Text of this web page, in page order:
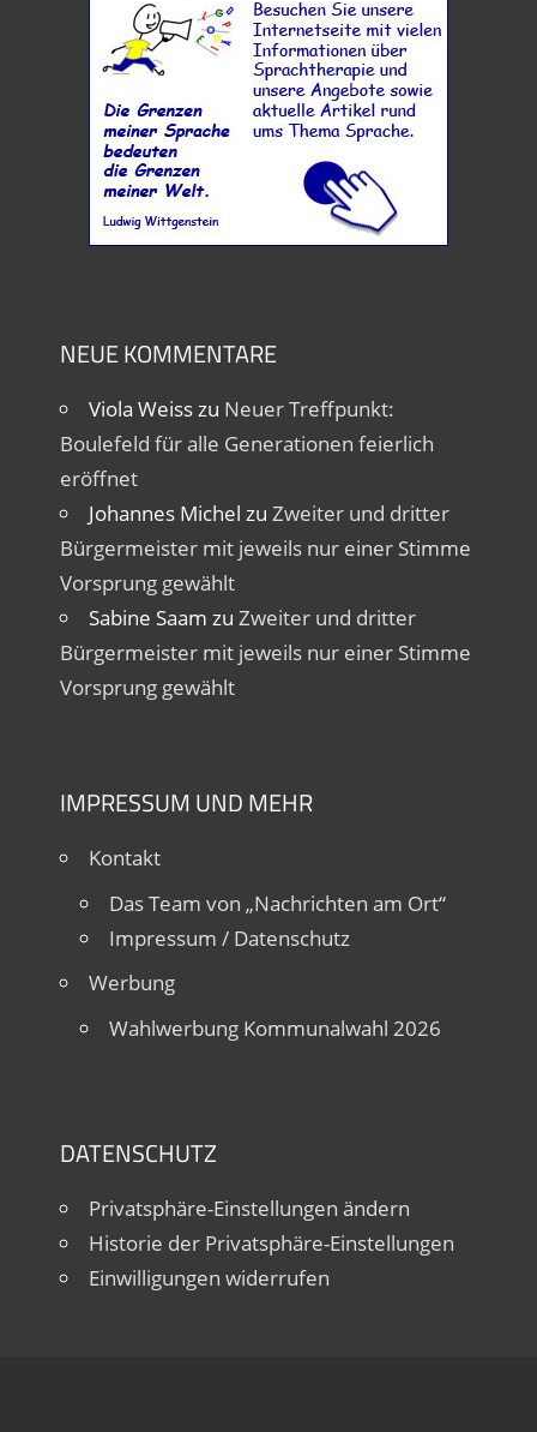
NEUE KOMMENTARE
Viola Weisszu Neuer Treffpunkt:
Boulefeld für alle Generationen feierlich
eröffnet
Johannes Michel zu Zweiter und dritter
Bürgermeister mit jeweils nur einer Stimme
Vorsprung gewählt
Sabine Saam zu Zweiter und dritter
Bürgermeister mit jeweils nur einer Stimme
Vorsprung gewählt
IMPRESSUM UND MEHR
Kontakt
Das Team von „Nachrichten am Ort“
Impressum / Datenschutz
Werbung
Wahlwerbung Kommunalwahl 2026
DATENSCHUTZ
Privatsphäre-Einstellungen ändern
Historie der Privatsphäre-Einstellungen
Einwilligungen widerrufen